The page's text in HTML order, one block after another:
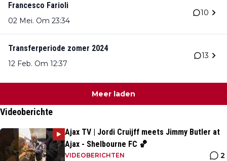
Francesco Farioli
02 Mei. Om 23:34
10
Transferperiode zomer 2024
12 Feb. Om 12:37
13
Meer laden
Videoberichte
Ajax TV | Jordi Cruijff meets Jimmy Butler at
Ajax - Shelbourne FC 🏀
VIDEOBERICHTEN 2